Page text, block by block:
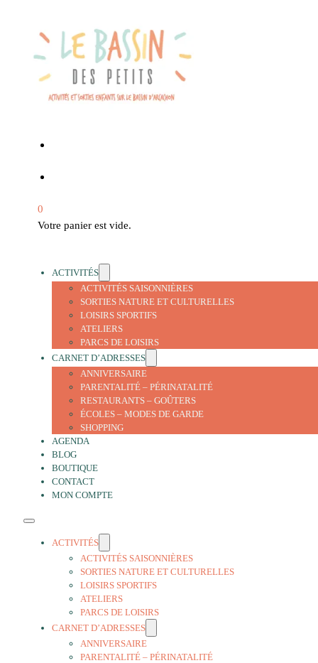
0
Votre panier est vide.
ACTIVITÉS
ACTIVITÉS SAISONNIÈRES
SORTIES NATURE ET CULTURELLES
LOISIRS SPORTIFS
ATELIERS
PARCS DE LOISIRS
CARNET D’ADRESSES
ANNIVERSAIRE
PARENTALITÉ – PÉRINATALITÉ
RESTAURANTS – GOÛTERS
ÉCOLES – MODES DE GARDE
SHOPPING
AGENDA
BLOG
BOUTIQUE
CONTACT
MON COMPTE
ACTIVITÉS
ACTIVITÉS SAISONNIÈRES
SORTIES NATURE ET CULTURELLES
LOISIRS SPORTIFS
ATELIERS
PARCS DE LOISIRS
CARNET D’ADRESSES
ANNIVERSAIRE
PARENTALITÉ – PÉRINATALITÉ